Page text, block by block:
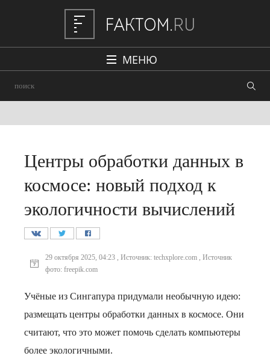
МЕНЮ
Авто
Происшествия
Центры обработки данных в
космосе: новый подход к
экологичности вычислений
29 октября 2025, 04:23 , Источник: techxplore.com , Источник
фото: freepik.com
Учёные из Сингапура придумали необычную идею:
размещать центры обработки данных в космосе. Они
считают, что это может помочь сделать компьютеры
более экологичными.